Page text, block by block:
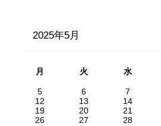
2025年5月
月 火 水
5
6 7
12
13 14
19
20 21
26
27 28